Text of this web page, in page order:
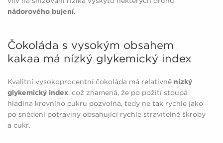
nádorového bujení.
Čokoláda s vysokým obsahem
kakaa má nízký glykemický index
Kvalitní vysokoprocentní čokoláda má relativně nízký
glykemický index, což znamená, že po požití stoupá
hladina krevního cukru pozvolna, tedy ne tak rychle jako
po snědení potraviny obsahující rychle stravitelné škroby
a cukr.